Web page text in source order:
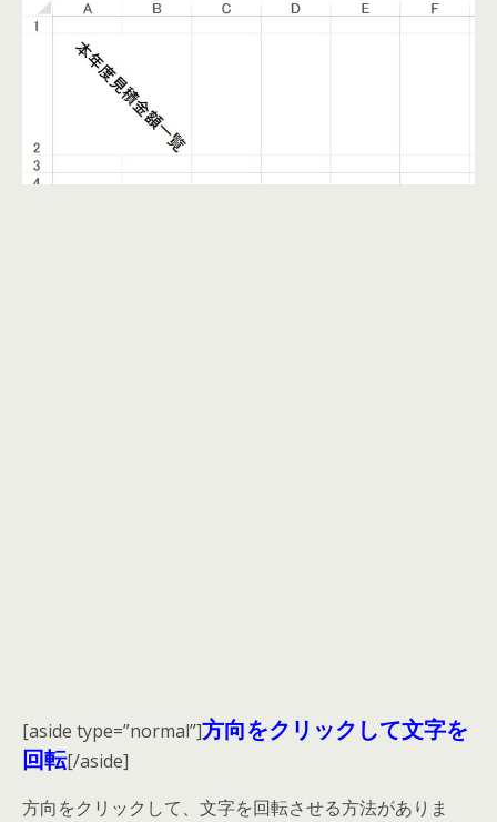
[aside type=”normal”]方向をクリックして文字を
回転[/aside]
方向をクリックして、文字を回転させる方法がありま